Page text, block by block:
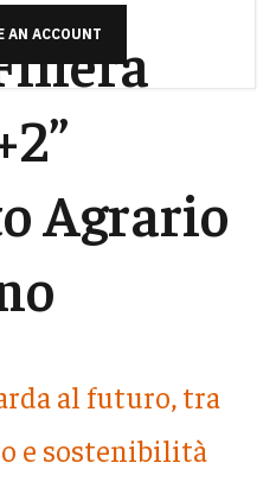
AN ACCOUNT
Agrario
al futuro, tra
e sostenibilità